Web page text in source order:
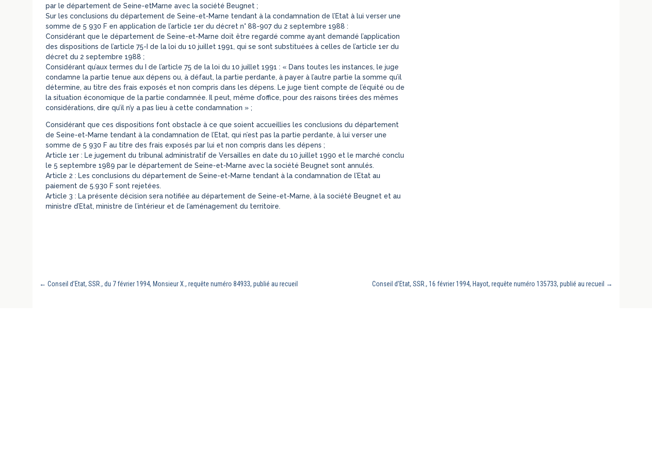
par le département de Seine-etMarne avec la société Beugnet ;
Sur les conclusions du département de Seine-et-Marne tendant à la condamnation de l’Etat à lui verser une
somme de 5 930 F en application de l’article 1er du décret n° 88-907 du 2 septembre 1988 :
Considérant que le département de Seine-et-Marne doit être regardé comme ayant demandé l’application
des dispositions de l’article 75-I de la loi du 10 juillet 1991, qui se sont substituées à celles de l’article 1er du
décret du 2 septembre 1988 ;
Considérant qu’aux termes du I de l’article 75 de la loi du 10 juillet 1991 : « Dans toutes les instances, le juge
condamne la partie tenue aux dépens ou, à défaut, la partie perdante, à payer à l’autre partie la somme qu’il
détermine, au titre des frais exposés et non compris dans les dépens. Le juge tient compte de l’équité ou de
la situation économique de la partie condamnée. Il peut, même d’office, pour des raisons tirées des mêmes
considérations, dire qu’il n’y a pas lieu à cette condamnation » ;
Considérant que ces dispositions font obstacle à ce que soient accueillies les conclusions du département
de Seine-et-Marne tendant à la condamnation de l’Etat, qui n’est pas la partie perdante, à lui verser une
somme de 5 930 F au titre des frais exposés par lui et non compris dans les dépens ;
Article 1er : Le jugement du tribunal administratif de Versailles en date du 10 juillet 1990 et le marché conclu
le 5 septembre 1989 par le département de Seine-et-Marne avec la société Beugnet sont annulés.
Article 2 : Les conclusions du département de Seine-et-Marne tendant à la condamnation de l’Etat au
paiement de 5.930 F sont rejetées.
Article 3 : La présente décision sera notifiée au département de Seine-et-Marne, à la société Beugnet et au
ministre d’Etat, ministre de l’intérieur et de l’aménagement du territoire.
← Conseil d’Etat, SSR., du 7 février 1994, Monsieur X., requête numéro 84933, publié au recueil Conseil d’Etat, SSR., 16 février 1994, Hayot, requête numéro 135733, publié au recueil →